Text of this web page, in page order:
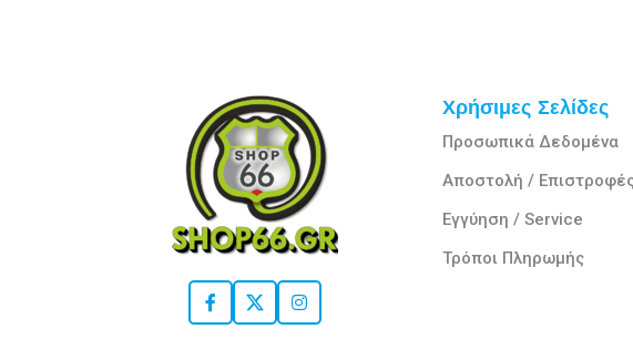
Χρήσιμες Σελίδες
Προσωπικά Δεδομένα
Αποστολή /
Εγγύηση / Service
Τρόποι Πληρωμής